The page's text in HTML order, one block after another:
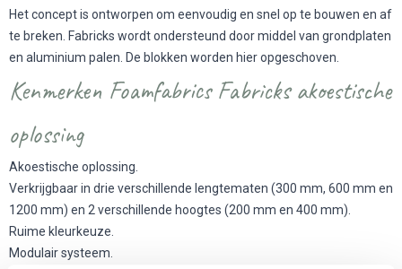
Het concept is ontworpen om eenvoudig en snel op te bouwen en af
te breken. Fabricks wordt ondersteund door middel van grondplaten
en aluminium palen. De blokken worden hier opgeschoven.
Kenmerken Foamfabrics Fabricks akoestische
oplossing
Akoestische oplossing.
Verkrijgbaar in drie verschillende lengtematen (300 mm, 600 mm en
1200 mm) en 2 verschillende hoogtes (200 mm en 400 mm).
Ruime kleurkeuze.
Modulair systeem.